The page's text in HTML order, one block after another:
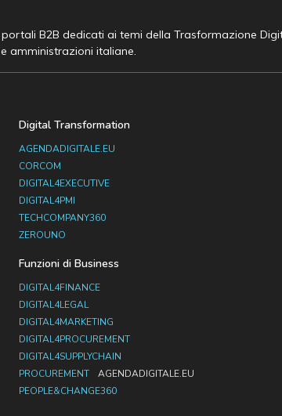
B2B dedicati ai temi della Trasformazione
amministrazioni italiane.
Digital Transformation
AGENDADIGITALE.EU
CORCOM
DIGITAL4EXECUTIVE
DIGITAL4PMI
TECHCOMPANY360
ZEROUNO
Funzioni di Business
DIGITAL4FINANCE
DIGITAL4LEGAL
DIGITAL4MARKETING
DIGITAL4PROCUREMENT
DIGITAL4SUPPLYCHAIN
PROCUREMENT
AGENDADIGITALE.EU
PEOPLE&CHANGE360